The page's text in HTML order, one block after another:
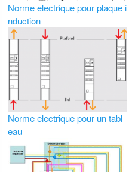
Norme electrique pour plaque i
nduction
Norme electrique pour un tabl
eau